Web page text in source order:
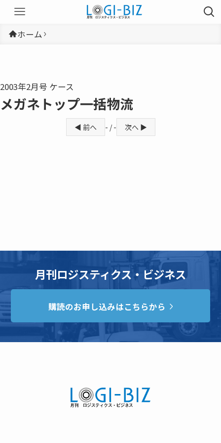
ホーム
2003年2月号 ケース
メガネトップ――一括物流
◀ 前へ - / - 次へ ▶
月刊ロジスティクス・ビジネス
購読のお申し込みはこちらから